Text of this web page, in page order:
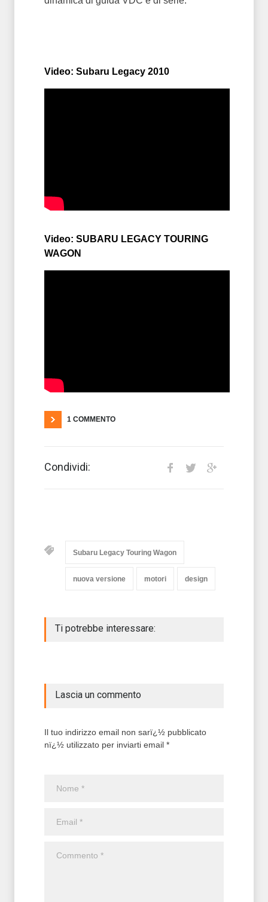
Video: Subaru Legacy 2010
Video: SUBARU LEGACY TOURING
WAGON
1 COMMENTO
Condividi:
Subaru Legacy Touring Wagon
nuova versione motori design
Ti potrebbe interessare:
Lascia un commento
Il tuo indirizzo email non sarï¿½ pubblicato
nï¿½ utilizzato per inviarti email *